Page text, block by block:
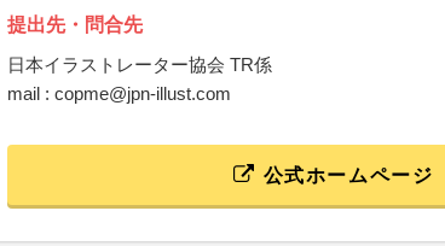
提出先・問合先
日本イラストレーター協会 TR係
mail : copme@jpn-illust.com
公式ホームページ